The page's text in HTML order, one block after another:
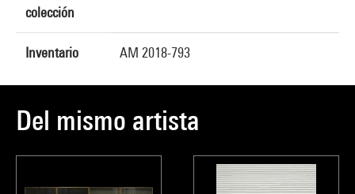
colección
Inventario AM 2018-793
Del mismo artista